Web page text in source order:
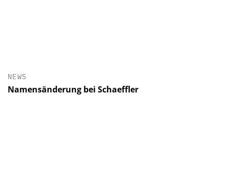
NEWS
Namensänderung bei Schaeffler